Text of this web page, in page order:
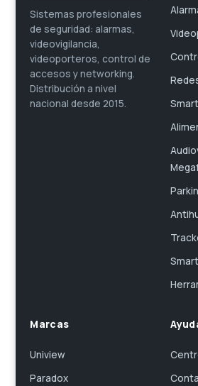
Sistemas profesionales
de seguridad: alarmas,
videovigilancia,
videoporteros, control de
accesos y networking.
Distribución a nivel
nacional desde 2015.
Marcas
Uniview
Paradox